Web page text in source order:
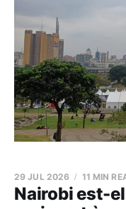
Nairobi est-
29 JUL 2026 11 MIN